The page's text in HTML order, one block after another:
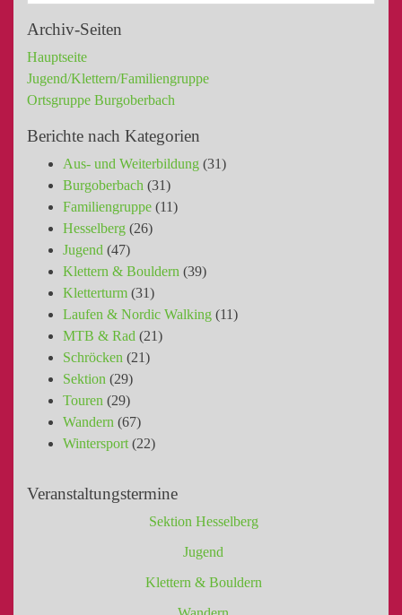
Archiv-Seiten
Hauptseite
Jugend/Klettern/Familiengruppe
Ortsgruppe Burgoberbach
Berichte nach Kategorien
Aus- und Weiterbildung (31)
Burgoberbach (31)
Familiengruppe (11)
Hesselberg (26)
Jugend (47)
Klettern & Bouldern (39)
Kletterturm (31)
Laufen & Nordic Walking (11)
MTB & Rad (21)
Schröcken (21)
Sektion (29)
Touren (29)
Wandern (67)
Wintersport (22)
Veranstaltungstermine
Sektion Hesselberg
Jugend
Klettern & Bouldern